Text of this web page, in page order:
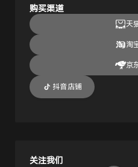
购买渠道
天
淘
京
抖音店铺
关注我们